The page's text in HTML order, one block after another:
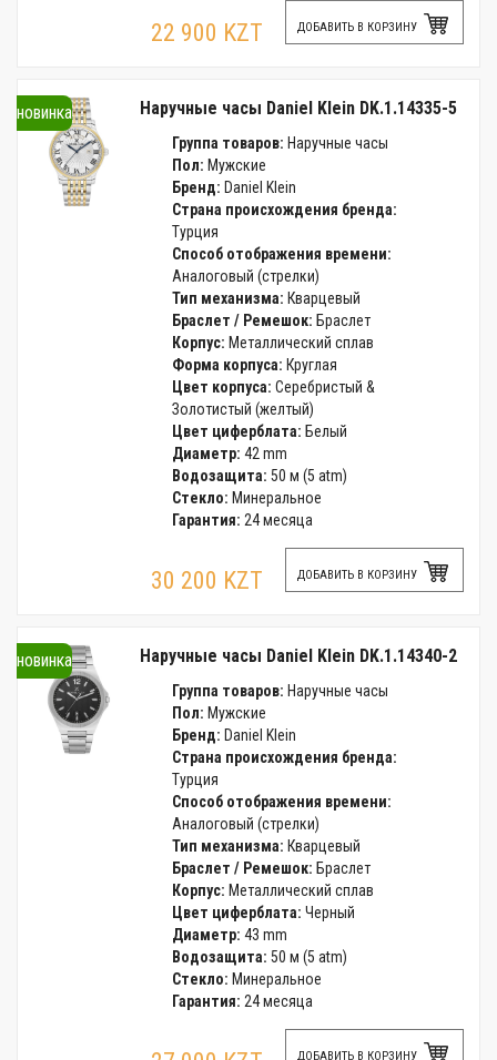
22 900 KZT ДОБАВИТЬ В КОРЗИНУ
новинка Наручные часы Daniel Klein DK.1.14335-5
Группа товаров: Наручные часы
Пол: Мужские
Бренд: Daniel Klein
Страна происхождения бренда:
Турция
Способ отображения времени:
Аналоговый (стрелки)
Тип механизма: Кварцевый
Браслет / Ремешок: Браслет
Корпус: Металлический сплав
Форма корпуса: Круглая
Цвет корпуса: Серебристый &
Золотистый (желтый)
Цвет циферблата: Белый
Диаметр: 42 mm
Водозащита: 50 м (5 atm)
Стекло: Минеральное
Гарантия: 24 месяца
30 200 KZT ДОБАВИТЬ В КОРЗИНУ
новинка Наручные часы Daniel Klein DK.1.14340-2
Группа товаров: Наручные часы
Пол: Мужские
Бренд: Daniel Klein
Страна происхождения бренда:
Турция
Способ отображения времени:
Аналоговый (стрелки)
Тип механизма: Кварцевый
Браслет / Ремешок: Браслет
Корпус: Металлический сплав
Цвет циферблата: Черный
Диаметр: 43 mm
Водозащита: 50 м (5 atm)
Стекло: Минеральное
Гарантия: 24 месяца
ДОБАВИТЬ В КОРЗИНУ